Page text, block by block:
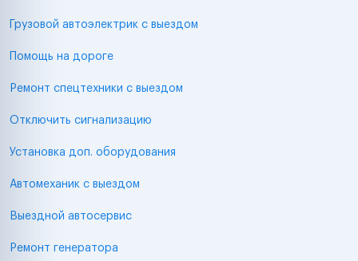
Грузовой автоэлектрик с выездом
Помощь на дороге
Ремонт спецтехники с выездом
Отключить сигнализацию
Установка доп. оборудования
Автомеханик с выездом
Выездной автосервис
Ремонт генератора